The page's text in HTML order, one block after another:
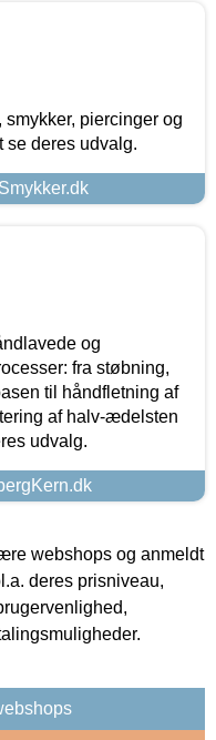
piercinger og
se deres udvalg.
og
fra støbning,
til håndfletning af
af halv-ædelsten
udvalg.
webshops og anmeldt
deres prisniveau,